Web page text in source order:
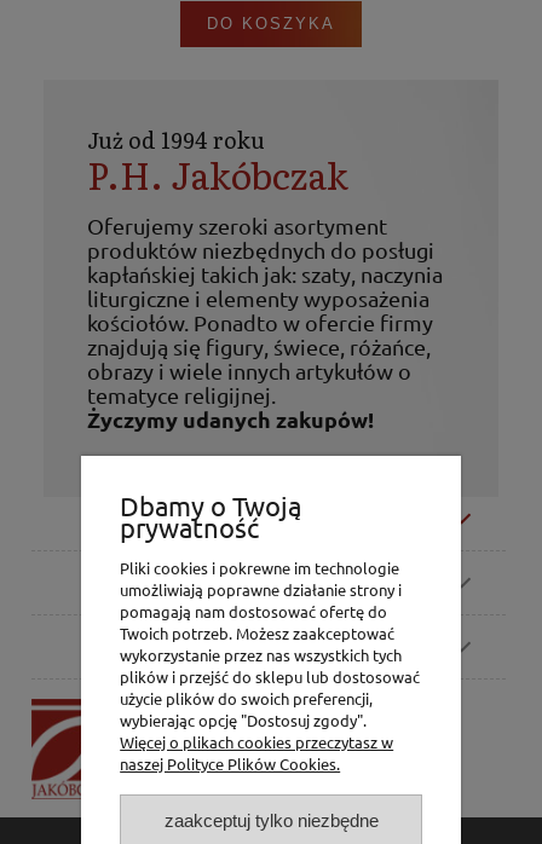
DO KOSZYKA
Już od 1994 roku
P.H. Jakóbczak
Oferujemy szeroki asortyment
produktów niezbędnych do posługi
kapłańskiej takich jak: szaty, naczynia
liturgiczne i elementy wyposażenia
kościołów. Ponadto w ofercie firmy
znajdują się figury, świece, różańce,
obrazy i wiele innych artykułów o
tematyce religijnej.
Życzymy udanych zakupów!
Moje konto
Zamówienia
Pomoc
P.H. Jakóbczak
Dorota Jakóbczak
Bialska 2/4,
Dbamy o Twoją
prywatność
Pliki cookies i pokrewne im technologie
umożliwiają poprawne działanie strony i
pomagają nam dostosować ofertę do
Twoich potrzeb. Możesz zaakceptować
wykorzystanie przez nas wszystkich tych
plików i przejść do sklepu lub dostosować
użycie plików do swoich preferencji,
wybierając opcję "Dostosuj zgody".
Więcej o plikach cookies przeczytasz w
naszej Polityce Plików Cookies.
zaakceptuj tylko niezbędne